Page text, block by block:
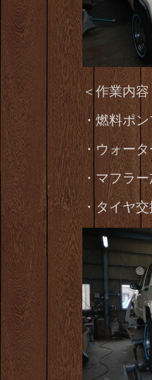
＜作業内容
・燃料ポ
・ウォー
・マフラ
・タイヤ